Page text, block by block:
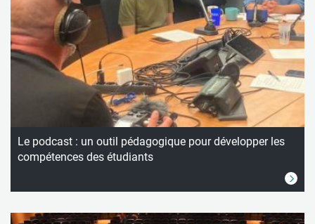
Le podcast : un outil pédagogique pour développer les
compétences des étudiants